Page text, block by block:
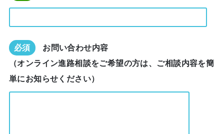
必須
お問い合わせ内容
（オンライン進路相談をご希望の方は、ご相談内容を簡
単にお知らせください）